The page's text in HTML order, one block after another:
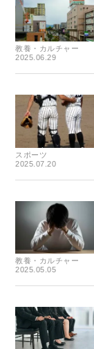
教養・カルチャー
2025.06.29
スポーツ
2025.07.20
教養・カルチャー
2025.05.05